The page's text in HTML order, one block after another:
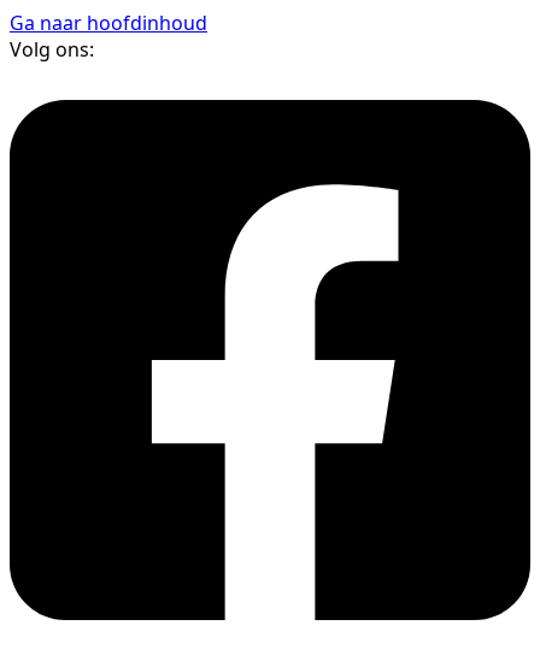
Ga naar hoofdinhoud
Volg ons: